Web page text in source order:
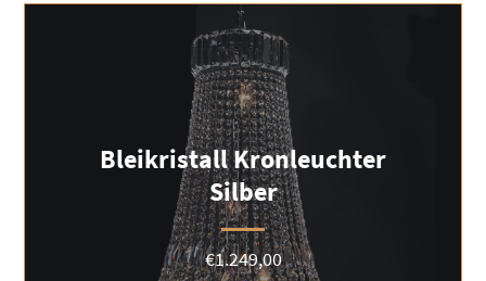
Bleikristall Kronleuchter
Silber
€1.249,00